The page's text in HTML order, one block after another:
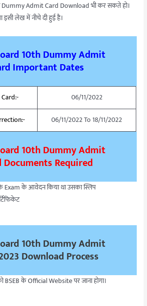
Admit Card Download भी कर सकते हो।
इसी लेख में नीचे दी हुई है।
10th Dummy Admit
Important Dates
:- 06/11/2022
:- 06/11/2022 To 18/11/2022
10th Dummy Admit
Documents Required
Exam के आवेदन किया था उसका स्लिप
10th Dummy Admit
Download Process
के Official Website पर जाना होगा।